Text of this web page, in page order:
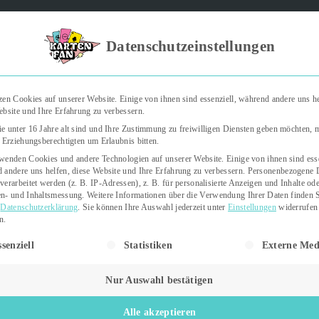
Trading Cards
Datenschutzeinstellungen
Cookies auf unserer Website. Einige von ihnen sind essenziell, während andere uns
und Ihre Erfahrung zu verbessern.
unter 16 Jahre alt sind und Ihre Zustimmung zu freiwilligen Diensten geben möchten,
um Erlaubnis bitten.
Cookies und andere Technologien auf unserer Website. Einige von ihnen sind
andere uns helfen, diese Website und Ihre Erfahrung zu verbessern. Personenbezogene
werden (z. B. IP-Adressen), z. B. für personalisierte Anzeigen und Inhalte
und Inhaltsmessung. Weitere Informationen über die Verwendung Ihrer Daten finden
Datenschutzerklärung. Sie können Ihre Auswahl jederzeit unterEinstellungenwiderrufen
eine Liste der Service-Gruppen, für die eine Einwilligung erteilt
Statistiken Externe
Nur Auswahl bestätigen
Alle akzeptieren